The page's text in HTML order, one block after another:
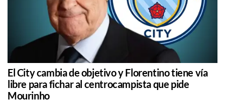
El City cambia de objetivo y Florentino tiene vía
libre para fichar al centrocampista que pide
Mourinho